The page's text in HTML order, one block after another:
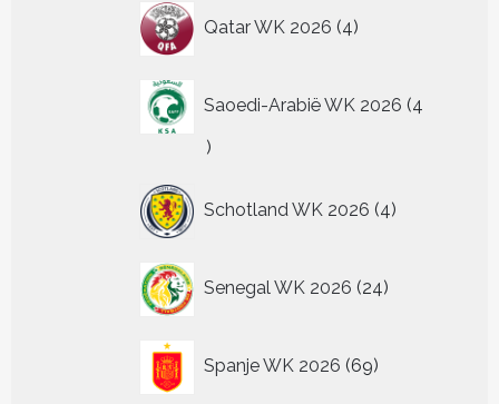
Qatar WK 2026 4
producten
Saoedi-Arabië WK 2026 4
4
Schotland WK 2026 4
producten
Senegal WK 2026 24
producten
Spanje WK 2026 69
producten